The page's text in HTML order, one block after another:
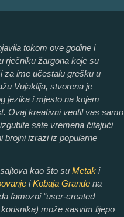
tokom ove godine i
rječniku žargona koje su
za ime učestalu grešku u
Vujaklija, stvorena je
jezika i mjesto na kojem
Ovaj kreativni ventil vas samo
sate vremena čitajući
brojni izrazi iz popularne
kao što su Metak i
iKobaja Grande na
famozni “user-created
može sasvim lijepo